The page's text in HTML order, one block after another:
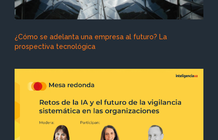
¿Cómo se adelanta una empresa al futuro? La
prospectiva tecnológica